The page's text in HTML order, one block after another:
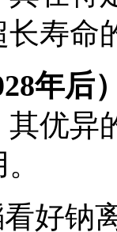
寿命
年后
优异
好钠